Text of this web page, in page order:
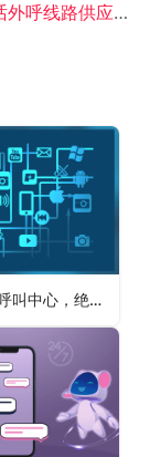
应商的专业服务
SIP线路对接呼叫中心，绝配，效率提升不是一点点！